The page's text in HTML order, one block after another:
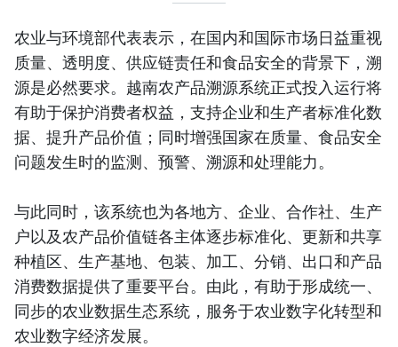
农业与环境部代表表示，在国内和国际市场日益重视
质量、透明度、供应链责任和食品安全的背景下，溯
源是必然要求。越南农产品溯源系统正式投入运行将
有助于保护消费者权益，支持企业和生产者标准化数
据、提升产品价值；同时增强国家在质量、食品安全
问题发生时的监测、预警、溯源和处理能力。
与此同时，该系统也为各地方、企业、合作社、生产
户以及农产品价值链各主体逐步标准化、更新和共享
种植区、生产基地、包装、加工、分销、出口和产品
消费数据提供了重要平台。由此，有助于形成统一、
同步的农业数据生态系统，服务于农业数字化转型和
农业数字经济发展。